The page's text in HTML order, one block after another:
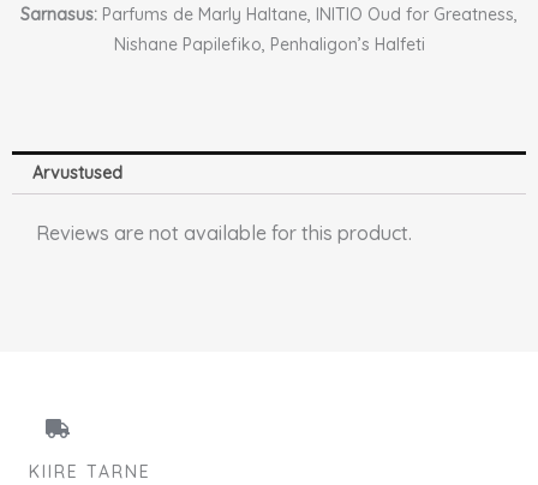
Sarnasus: Parfums de Marly Haltane, INITIO Oud for Greatness,
Nishane Papilefiko, Penhaligon’s Halfeti
Arvustused
Reviews are not available for this product.
KIIRE TARNE